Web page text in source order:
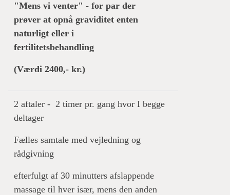
"Mens vi venter" - for par der
prøver at opnå graviditet enten
naturligt eller i
fertilitetsbehandling
(Værdi 2400,- kr.)
2 aftaler - 2 timer pr. gang hvor I begge
deltager
Fælles samtale med vejledning og
rådgivning
efterfulgt af 30 minutters afslappende
massage til hver især, mens den anden